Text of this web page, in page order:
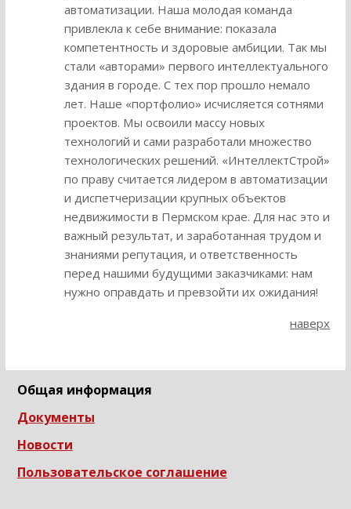
автоматизации. Наша молодая команда
привлекла к себе внимание: показала
компетентность и здоровые амбиции. Так мы
стали «авторами» первого интеллектуального
здания в городе. С тех пор прошло немало
лет. Наше «портфолио» исчисляется сотнями
проектов. Мы освоили массу новых
технологий и сами разработали множество
технологических решений. «ИнтеллектСтрой»
по праву считается лидером в автоматизации
и диспетчеризации крупных объектов
недвижимости в Пермском крае. Для нас это и
важный результат, и заработанная трудом и
знаниями репутация, и ответственность
перед нашими будущими заказчиками: нам
нужно оправдать и превзойти их ожидания!
наверх
Общая информация
Документы
Новости
Пользовательское соглашение